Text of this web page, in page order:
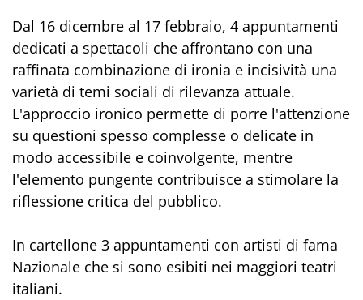
Dal 16 dicembre al 17 febbraio, 4 appuntamenti
dedicati a spettacoli che affrontano con una
raffinata combinazione di ironia e incisività una
varietà di temi sociali di rilevanza attuale.
L'approccio ironico permette di porre l'attenzione
su questioni spesso complesse o delicate in
modo accessibile e coinvolgente, mentre
l'elemento pungente contribuisce a stimolare la
riflessione critica del pubblico.
In cartellone 3 appuntamenti con artisti di fama
Nazionale che si sono esibiti nei maggiori teatri
italiani.